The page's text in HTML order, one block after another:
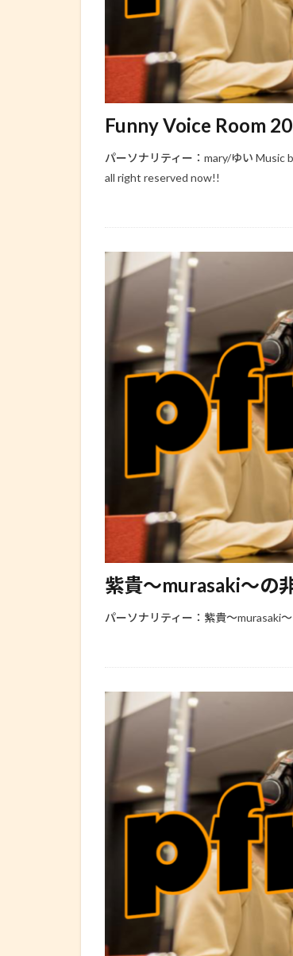
Funny Voice Room
パーソナリティー：mary/ゆい
all right reserved now!!
紫貴～murasaki～の
パーソナリティー：紫貴～murasaki